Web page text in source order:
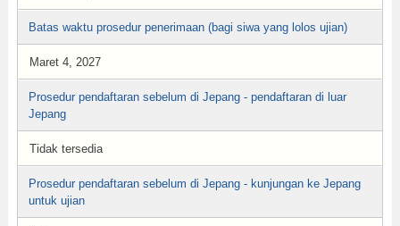
Batas waktu prosedur penerimaan (bagi siwa yang lolos ujian)
Maret 4, 2027
Prosedur pendaftaran sebelum di Jepang - pendaftaran di luar
Jepang
Tidak tersedia
Prosedur pendaftaran sebelum di Jepang - kunjungan ke Jepang
untuk ujian